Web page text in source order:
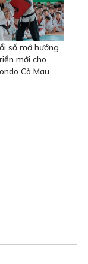
số mở hướng
mới cho
Cà Mau